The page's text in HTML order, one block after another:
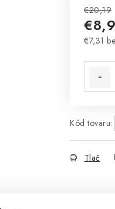
€20,19
€7,31
Kód tovaru:
Tlač